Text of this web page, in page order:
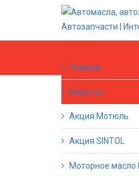
Главная
Новости
Акция Мотюль
Акция SINTOL
Моторное масло